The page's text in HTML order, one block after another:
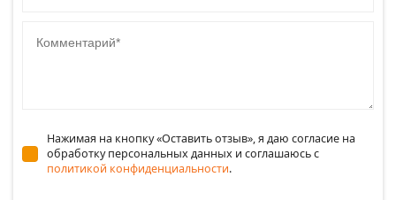
Нажимая на кнопку «Оставить отзыв», я даю согласие на
обработку персональных данных и соглашаюсь c
политикой конфиденциальности.